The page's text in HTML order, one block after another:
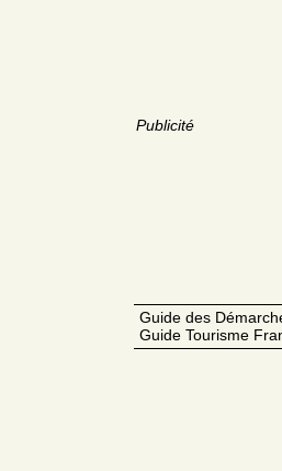
Publicité
Guide des
Guide Tourisme